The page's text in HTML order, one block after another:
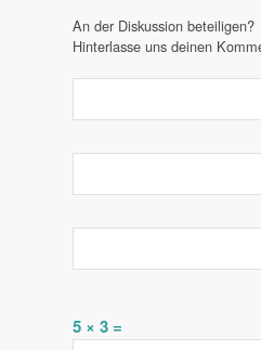
An der Diskussion beteiligen?
Hinterlasse uns deinen
5 × 3 =